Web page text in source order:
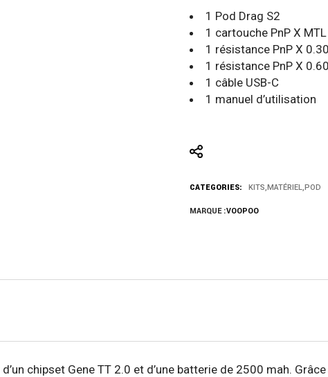
1 Pod Drag S2
1 cartouche PnP X MTL
1 résistance PnP X
1 résistance PnP X
1 câble USB-C
1 manuel d’utilisation
CATEGORIES: KITS,MATÉRIEL,POD
MARQUE :VOOPOO
chipset Gene TT 2.0 et d’une batterie de 2500 mah.